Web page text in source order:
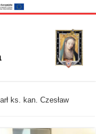
ks. kan. Czesław